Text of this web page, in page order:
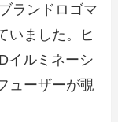
ランドロゴマ
いました。ヒ
イルミネーシ
ューザーが覗